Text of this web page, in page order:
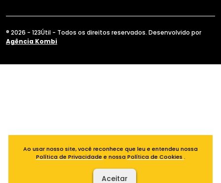
® 2026 - 123Útil - Todos os direitos reservados. Desenvolvido por
Agência Kombi
Ao usar nosso site, você reconhece que leu e entendeu nossa
Política de Privacidade e nossa Política de Cookies .
Aceitar